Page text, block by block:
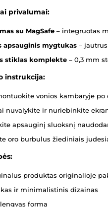
privalumai:
su MagSafe – integruotas
apsauginis mygtukas –
stiklas komplekte – 0,3 mm
instrukcija:
vonios kambaryje po
nuvalykite ir nuriebinkite
apsauginį sluoksnį
oro burbulus žiediniais
produktas originalioje
ir minimalistinis dizainas
forma